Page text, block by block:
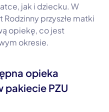
jak i dziecku. W
przyszłe matki
opiekę, co jest
okresie.
opieka
pakiecie PZU